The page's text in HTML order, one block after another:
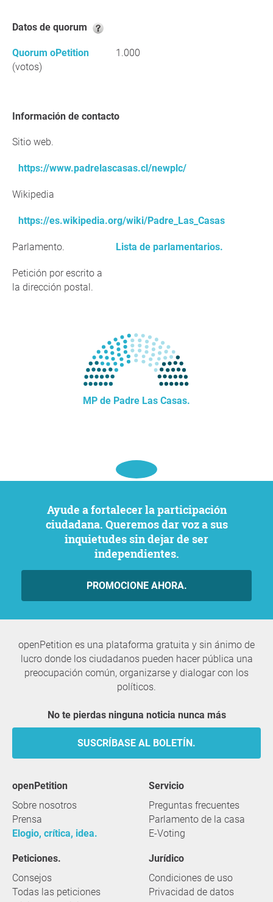
Datos de quorum
Quorum oPetition
(votos)
1.000
Información de contacto
Sitio web.
https://www.padrelascasas.cl/newplc/
Wikipedia
https://es.wikipedia.org/wiki/Padre_Las_Casas
Parlamento. Lista de parlamentarios.
Petición por escrito a
la dirección postal.
MP de Padre Las Casas.
Ayude a fortalecer la participación
ciudadana. Queremos dar voz a sus
inquietudes sin dejar de ser
independientes.
PROMOCIONE AHORA.
openPetition es una plataforma gratuita y sin ánimo de
lucro donde los ciudadanos pueden hacer pública una
preocupación común, organizarse y dialogar con los
políticos.
No te pierdas ninguna noticia nunca más
SUSCRÍBASE AL BOLETÍN.
openPetition
Sobre nosotros
Prensa
Elogio, crítica, idea.
servicio
Preguntas frecuentes
Parlamento de la casa
E-Voting
Peticiones.
Consejos
Todas las peticiones
Jurídico
Condiciones de uso
Privacidad de datos